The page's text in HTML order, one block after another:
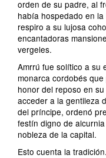
orden de su padre, al
había hospedado en
respiro a su lujosa
encantadoras
vergeles.
Amrrú fue solítico a su
monarca cordobés
honor del reposo en
acceder a la gentileza
del príncipe, ordenó
festín digno de
nobleza de la capital.
Esto cuenta la tradición.